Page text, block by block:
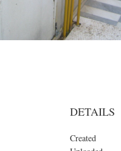
DETAILS
Created